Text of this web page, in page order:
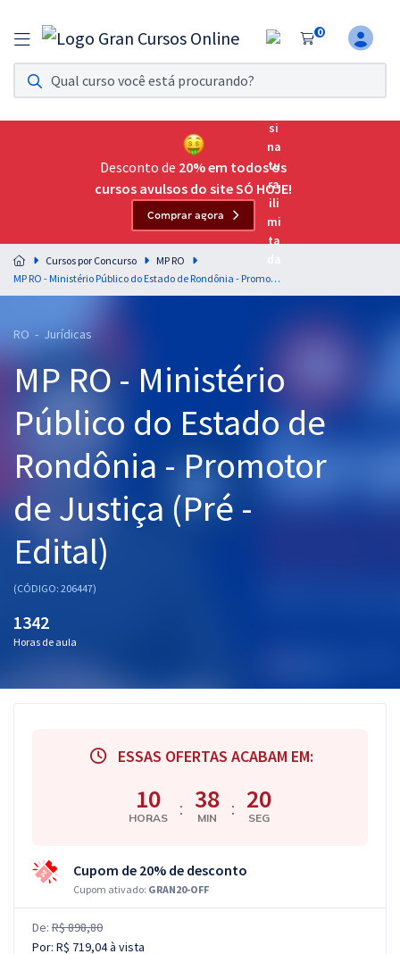
0
Assinatura Ilimitada 11
Acesso a todos os cursos. Teste grátis por 7 dias!
Assinatura OAB Até Passar
Acesso ilimitado a toda preparação para o Exame da
Residências Multiprofissionais
Preparação completa e intensiva para as principais
residências em saúde do Brasil
Cursos 20% OFF
Pós
Graduação
OAB
Mentorias
Questões grátis
Conteúdo gratuito
Aprovados
Desconto de 20% em todos os
cursos avulsos do site SÓ HOJE!
Comprar agora
Cursos por Concurso
MP RO
MP RO - Ministério Público do Estado de Rondônia - Promotor de Justiça (Pré - Edital)
RO - Jurídicas
MP RO - Ministério
Público do Estado de
Rondônia - Promotor
de Justiça (Pré -
Edital)
(CÓDIGO: 206447)
1342
Horas de aula
ESSAS OFERTAS ACABAM EM:
10
HORAS : 38
MIN : 19
SEG
Cupom de 20% de desconto
Cupom ativado: GRAN20-OFF
De: R$ 898,80
Por: R$ 719,04à vista